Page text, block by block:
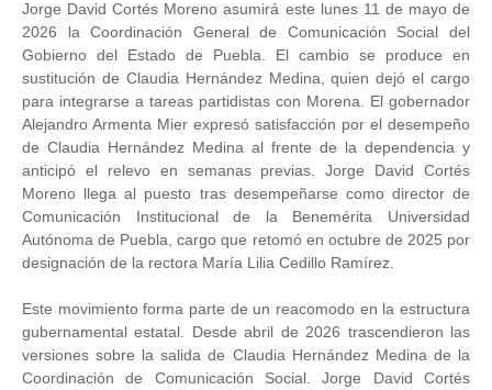
Jorge David Cortés Moreno asumirá este lunes 11 de mayo de
2026 la Coordinación General de Comunicación Social del
Gobierno del Estado de Puebla. El cambio se produce en
sustitución de Claudia Hernández Medina, quien dejó el cargo
para integrarse a tareas partidistas con Morena. El gobernador
Alejandro Armenta Mier expresó satisfacción por el desempeño
de Claudia Hernández Medina al frente de la dependencia y
anticipó el relevo en semanas previas. Jorge David Cortés
Moreno llega al puesto tras desempeñarse como director de
Comunicación Institucional de la Benemérita Universidad
Autónoma de Puebla, cargo que retomó en octubre de 2025 por
designación de la rectora María Lilia Cedillo Ramírez.
Este movimiento forma parte de un reacomodo en la estructura
gubernamental estatal. Desde abril de 2026 trascendieron las
versiones sobre la salida de Claudia Hernández Medina de la
Coordinación de Comunicación Social. Jorge David Cortés